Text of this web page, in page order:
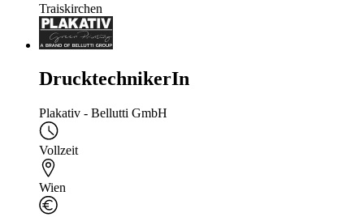
Traiskirchen
DrucktechnikerIn
Plakativ - Bellutti GmbH
Vollzeit
Wien